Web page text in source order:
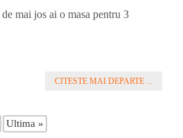
mai jos ai o masa pentru 3
CITESTE MAI DEPARTE ...
Ultima »